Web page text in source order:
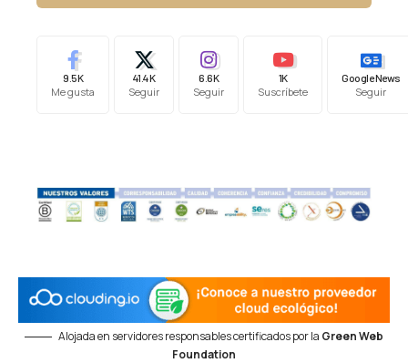
9.5K
Me gusta
41.4K
Seguir
6.6K
Seguir
1K
Suscríbete
Google News
Seguir
Alojada en servidores responsables certificados por la Green Web
Foundation